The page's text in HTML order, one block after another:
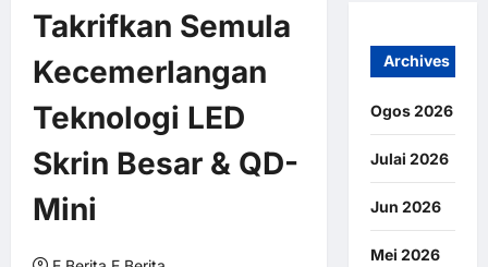
Takrifkan Semula
Kecemerlangan
Teknologi LED
Skrin Besar & QD-
Mini
Archives
Ogos 2026
Julai 2026
Jun 2026
Mei 2026